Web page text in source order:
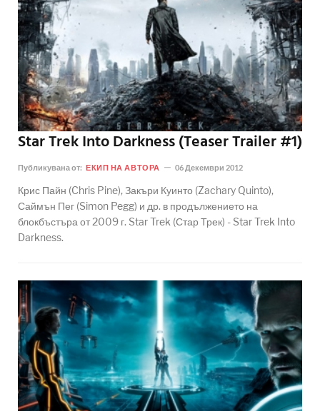
Star Trek Into Darkness (Teaser Trailer #1)
Публикувана от: ЕКИП НА АВТОРА 06 Декември 2012
Крис Пайн (Chris Pine), Закъри Куинто (Zachary Quinto),
Саймън Пег (Simon Pegg) и др. в продължението на
блокбъстъра от 2009 г. Star Trek (Стар Трек) - Star Trek Into
Darkness.